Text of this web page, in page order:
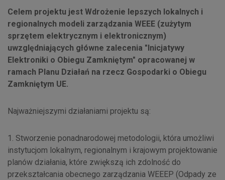
Celem projektu jest Wdrożenie lepszych lokalnych i
regionalnych modeli zarządzania WEEE (zużytym
sprzętem elektrycznym i elektronicznym)
uwzględniających główne zalecenia "Inicjatywy
Elektroniki o Obiegu Zamkniętym" opracowanej w
ramach Planu Działań na rzecz Gospodarki o Obiegu
Zamkniętym UE.
Najważniejszymi działaniami projektu są:
1. Stworzenie ponadnarodowej metodologii, która umożliwi
instytucjom lokalnym, regionalnym i krajowym projektowanie
planów działania, które zwiększą ich zdolność do
przekształcania obecnego zarządzania WEEEP (Odpady ze